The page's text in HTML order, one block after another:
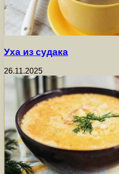
Уха из судака
26.11.2025